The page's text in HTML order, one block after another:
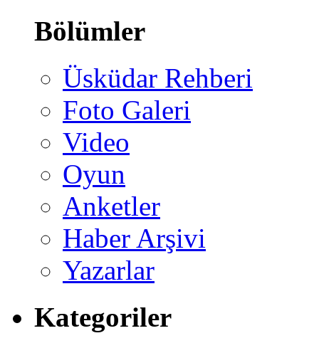
Bölümler
Üsküdar Rehberi
Foto Galeri
Video
Oyun
Anketler
Haber Arşivi
Yazarlar
Kategoriler